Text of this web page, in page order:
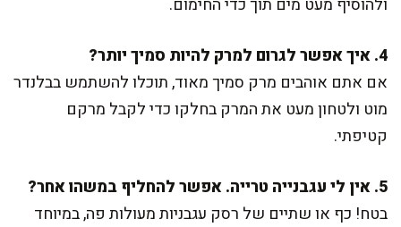
4. איך אפשר לגרום למרק להיות סמיך יותר?
אם אתם אוהבים מרק סמיך מאוד, תוכלו להשתמש בבלנדר
מוט ולטחון מעט את המרק בחלקו כדי לקבל מרקם
קטיפתי.
5. אין לי עגבנייה טרייה. אפשר להחליף במשהו אחר?
בטח! כף או שתיים של רסק עגבניות מעולות פה, במיוחד